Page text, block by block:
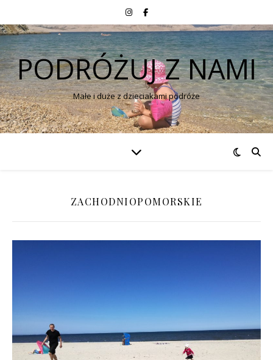
PODRÓŻUJ Z NAMI
Małe i duże z dzieciakami podróże
ZACHODNIOPOMORSKIE